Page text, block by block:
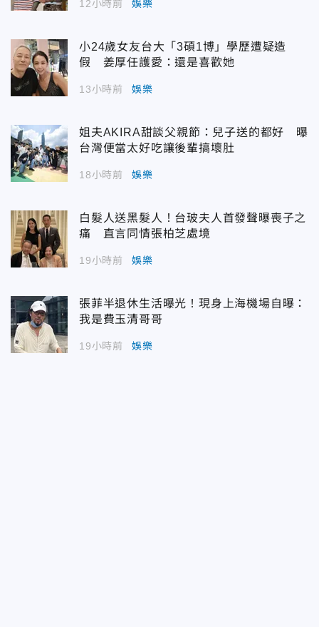
12小時前 娛樂
小24歲女友台大「3碩1博」學歷遭疑造
假 姜厚任護愛：還是喜歡她
13小時前 娛樂
姐夫AKIRA甜談父親節：兒子送的都好 曝
台灣便當太好吃讓後輩搞壞肚
18小時前 娛樂
白髮人送黑髮人！台玻夫人首發聲曝喪子之
痛 直言同情張柏芝處境
19小時前 娛樂
張菲半退休生活曝光！現身上海機場自曝：
我是費玉清哥哥
19小時前 娛樂